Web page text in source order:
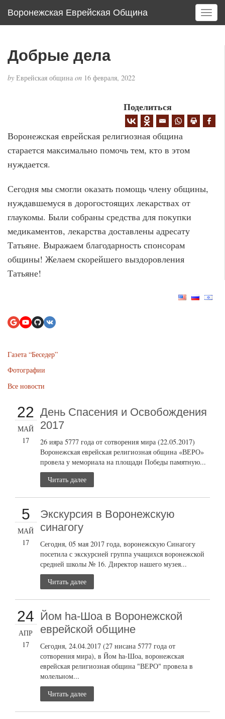
Воронежская Еврейская Община
T
o
i
g
Добрые дела
by Еврейская община on 16 февраля, 2022
Поделиться
Воронежская еврейская религиозная община
старается максимально помочь тем, кто в этом
нуждается.
Сегодня мы смогли оказать помощь члену общины,
нуждавшемуся в дорогостоящих лекарствах от
глаукомы. Были собраны средства для покупки
медикаментов, лекарства доставлены адресату
Татьяне. Выражаем благодарность спонсорам
общины! Желаем скорейшего выздоровления
Татьяне!
Газета “Беседер”
Фотографии
Все новости
22
МАЙ
17
День Спасения и Освобождения
2017
26 ияра 5777 года от сотворения мира (22.05.2017)
Воронежская еврейская религиозная община «ВЕРО»
провела у мемориала на площади Победы памятную...
Читать далее
5
МАЙ
17
Экскурсия в Воронежскую
синагогу
Сегодня, 05 мая 2017 года, воронежскую Синагогу
посетила с экскурсией группа учащихся воронежской
средней школы № 16. Директор нашего музея...
Читать далее
24
АПР
17
Йом ha-Шоа в Воронежской
еврейской общине
Сегодня, 24.04.2017 (27 нисана 5777 года от
сотворения мира), в Йом ha-Шоа, воронежская
еврейская религиозная община "ВЕРО" провела в
молельном...
Читать далее